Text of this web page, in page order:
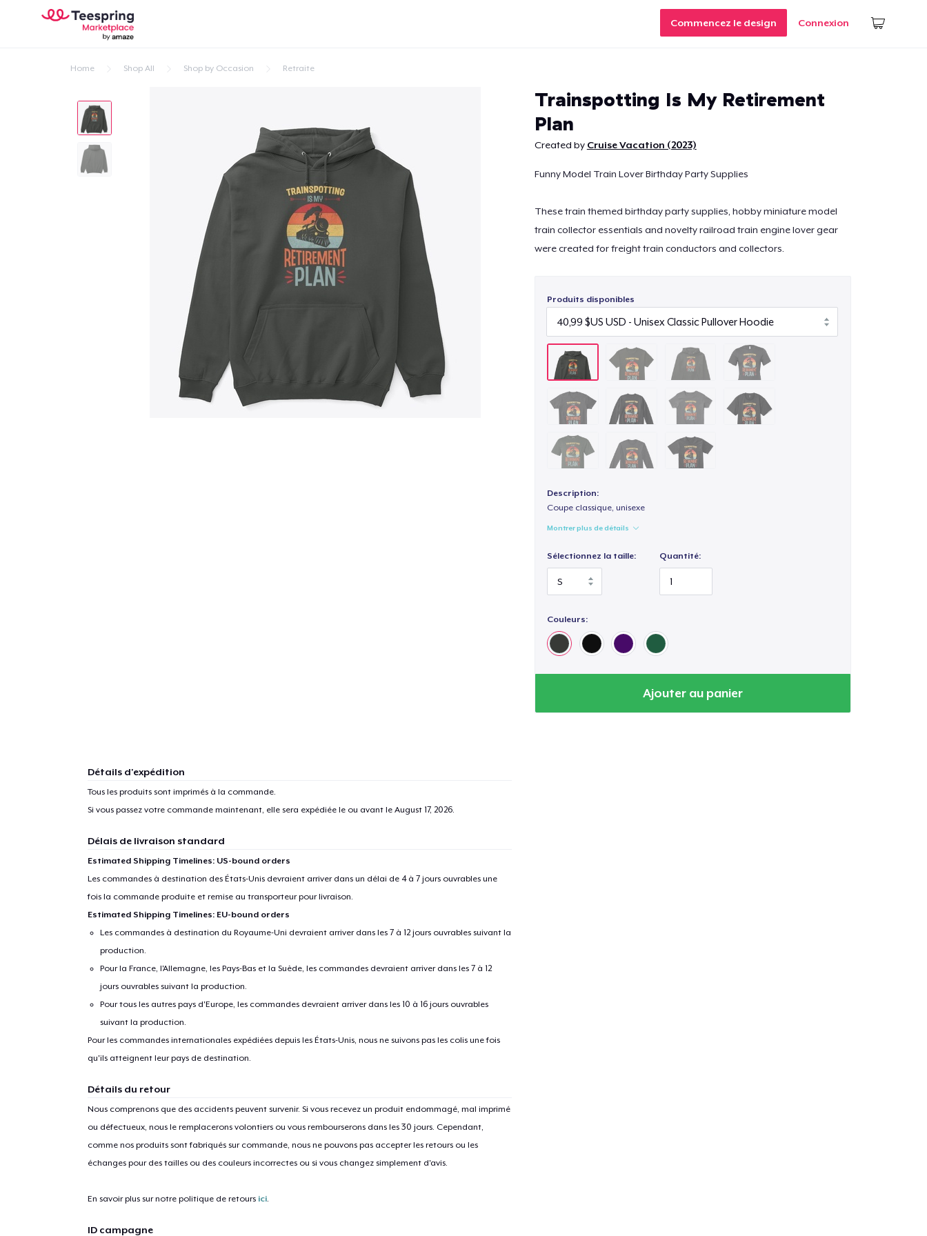
Commencez le design Connexion
Home Shop All Shop by Occasion Retraite
Trainspotting Is My Retirement
Plan
Created by Cruise Vacation (2023)
Funny Model Train Lover Birthday Party Supplies
These train themed birthday party supplies, hobby miniature model
train collector essentials and novelty railroad train engine lover gear
were created for freight train conductors and collectors.
Produits disponibles
Description:
Coupe classique, unisexe
Montrer plus de détails
Sélectionnez la taille: Quantité:
Couleurs:
Ajouter au panier
Détails d'expédition
Tous les produits sont imprimés à la commande.
Si vous passez votre commande maintenant, elle sera expédiée le ou avant le August 17, 2026.
Délais de livraison standard
Estimated Shipping Timelines: US-bound orders
Les commandes à destination des États-Unis devraient arriver dans un délai de 4 à 7 jours ouvrables une
fois la commande produite et remise au transporteur pour livraison.
Estimated Shipping Timelines: EU-bound orders
Les commandes à destination du Royaume-Uni devraient arriver dans les 7 à 12 jours ouvrables suivant la
production.
Pour la France, l'Allemagne, les Pays-Bas et la Suède, les commandes devraient arriver dans les 7 à 12
jours ouvrables suivant la production.
Pour tous les autres pays d'Europe, les commandes devraient arriver dans les 10 à 16 jours ouvrables
suivant la production.
Pour les commandes internationales expédiées depuis les États-Unis, nous ne suivons pas les colis une fois
qu'ils atteignent leur pays de destination.
Détails du retour
Nous comprenons que des accidents peuvent survenir. Si vous recevez un produit endommagé, mal imprimé
ou défectueux, nous le remplacerons volontiers ou vous rembourserons dans les 30 jours. Cependant,
comme nos produits sont fabriqués sur commande, nous ne pouvons pas accepter les retours ou les
échanges pour des tailles ou des couleurs incorrectes ou si vous changez simplement d'avis.
En savoir plus sur notre politique de retours ici.
ID campagne
Procéder à la